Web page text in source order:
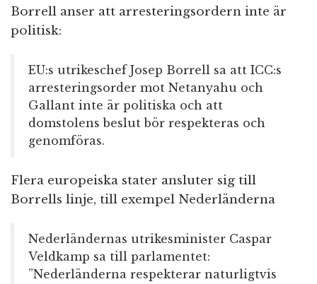
Borrell anser att arresteringsordern inte är
politisk:
EU:s utrikeschef Josep Borrell sa att ICC:s
arresteringsorder mot Netanyahu och
Gallant inte är politiska och att
domstolens beslut bör respekteras och
genomföras.
Flera europeiska stater ansluter sig till
Borrells linje, till exempel Nederländerna
Nederländernas utrikesminister Caspar
Veldkamp sa till parlamentet:
”Nederländerna respekterar naturligtvis